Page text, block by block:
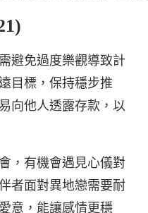
避免過度樂觀導致計
目標，保持穩步推
向他人透露存款，以
，有機會遇見心儀對
者面對異地戀需要耐
意，能讓感情更穩